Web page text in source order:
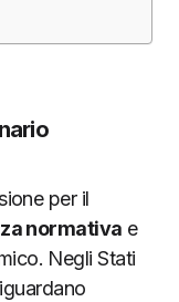
per il
normativa e
Negli Stati